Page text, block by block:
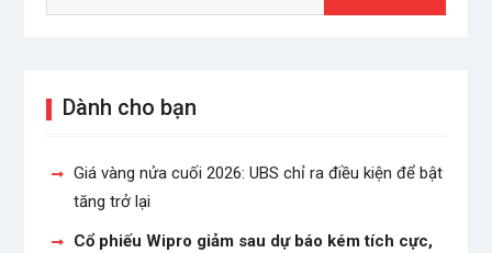
Dành cho bạn
Giá vàng nửa cuối 2026: UBS chỉ ra điều kiện để bật
tăng trở lại
Cổ phiếu Wipro giảm sau dự báo kém tích cực,